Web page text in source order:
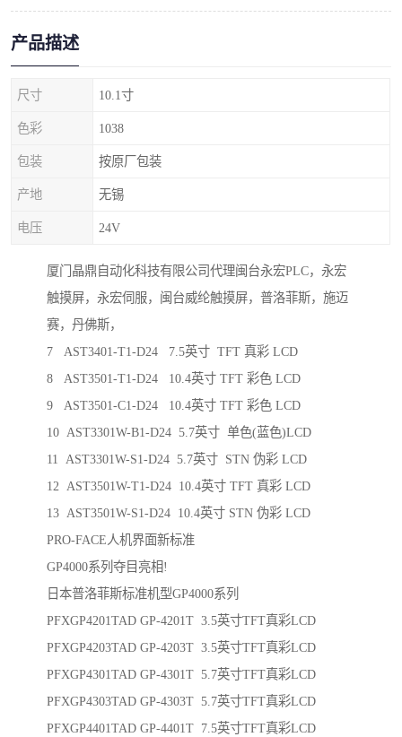
产品描述
尺寸 10.1寸
色彩 1038
包装 按原厂包装
产地 无锡
电压 24V
厦门晶鼎自动化科技有限公司代理闽台永宏PLC，永宏
触摸屏，永宏伺服，闽台威纶触摸屏，普洛菲斯，施迈
赛，丹佛斯，
7 AST3401-T1-D24 7.5英寸 TFT 真彩 LCD
8 AST3501-T1-D24 10.4英寸 TFT 彩色 LCD
9 AST3501-C1-D24 10.4英寸 TFT 彩色 LCD
10 AST3301W-B1-D24 5.7英寸 单色(蓝色)LCD
11 AST3301W-S1-D24 5.7英寸 STN 伪彩 LCD
12 AST3501W-T1-D24 10.4英寸 TFT 真彩 LCD
13 AST3501W-S1-D24 10.4英寸 STN 伪彩 LCD
PRO-FACE人机界面新标准
GP4000系列夺目亮相!
日本普洛菲斯标准机型GP4000系列
PFXGP4201TAD GP-4201T 3.5英寸TFT真彩LCD
PFXGP4203TAD GP-4203T 3.5英寸TFT真彩LCD
PFXGP4301TAD GP-4301T 5.7英寸TFT真彩LCD
PFXGP4303TAD GP-4303T 5.7英寸TFT真彩LCD
PFXGP4401TAD GP-4401T 7.5英寸TFT真彩LCD